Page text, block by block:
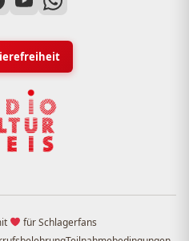
für Schlagerfans